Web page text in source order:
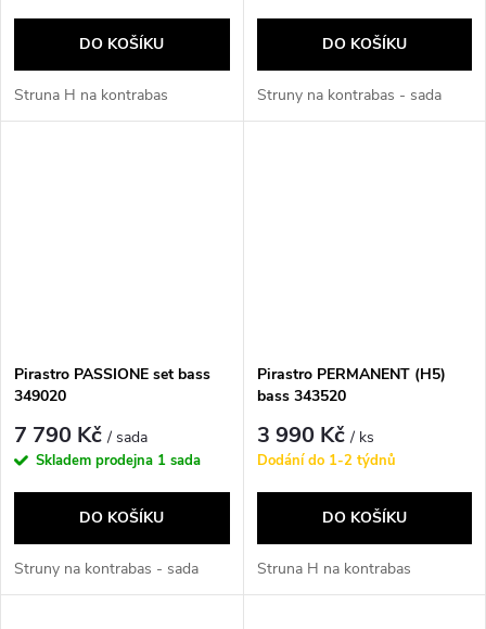
DO KOŠÍKU
Struna H na kontrabas
DO KOŠÍKU
Struny na kontrabas - sada
Pirastro PASSIONE set bass
349020
7 790 Kč/ sada
Skladem prodejna 1 sada
DO KOŠÍKU
Struny na kontrabas - sada
Pirastro PERMANENT (H5)
bass 343520
3 990 Kč/ ks
Dodání do 1-2 týdnů
DO KOŠÍKU
Struna H na kontrabas